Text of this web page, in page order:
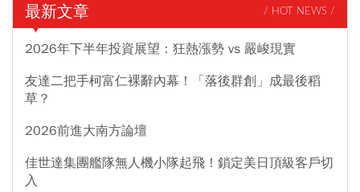
最新文章 / HOT NEWS /
2026年下半年投資展望：狂熱漲勢 vs 嚴峻現實
友達二把手柯富仁裸辭內幕！「落後群創」成最後稻
草？
2026前進大南方論壇
佳世達集團艦隊無人機小隊起飛！鎖定美日頂級客戶切
入